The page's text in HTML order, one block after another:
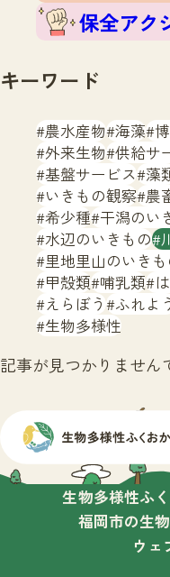
生物多様性ふくお
サ
保全アク
キーワード
農水産物 海藻
外来生物 供給サ
基盤サービス 藻
いきもの観察 農
希少種 干潟のい
水辺のいきもの
里地里山のいき
甲殻類 哺乳類
えらぼう ふれよ
生物多様性
記事が見つかりません
生物多様性ふ
福岡市の生
ウェ